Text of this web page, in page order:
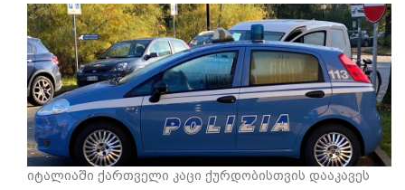
იტალიაში ქართველი კაცი ქურდობისთვის დააკავეს